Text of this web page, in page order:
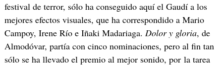
festival de terror, sólo ha conseguido aquí el Gaudí a los
mejores efectos visuales, que ha correspondido a Mario
Campoy, Irene Río e Iñaki Madariaga. Dolor y gloria, de
Almodóvar, partía con cinco nominaciones, pero al fin tan
sólo se ha llevado el premio al mejor sonido, por la tarea